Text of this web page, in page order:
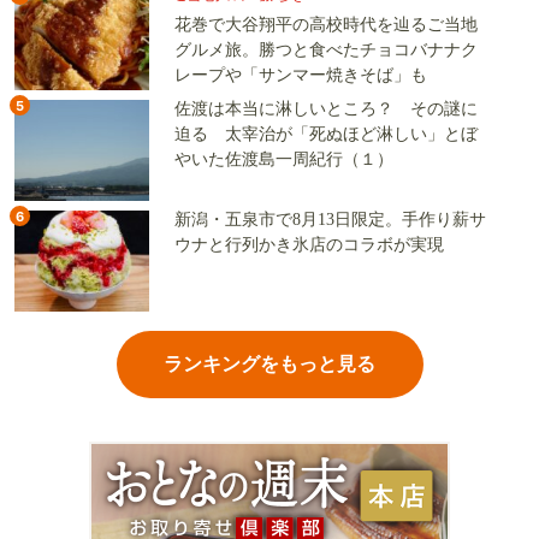
花巻で大谷翔平の高校時代を辿るご当地
グルメ旅。勝つと食べたチョコバナナク
レープや「サンマー焼きそば」も
5
佐渡は本当に淋しいところ？ その謎に
迫る 太宰治が「死ぬほど淋しい」とぼ
やいた佐渡島一周紀行（１）
6
新潟・五泉市で8月13日限定。手作り薪サ
ウナと行列かき氷店のコラボが実現
ランキングをもっと見る